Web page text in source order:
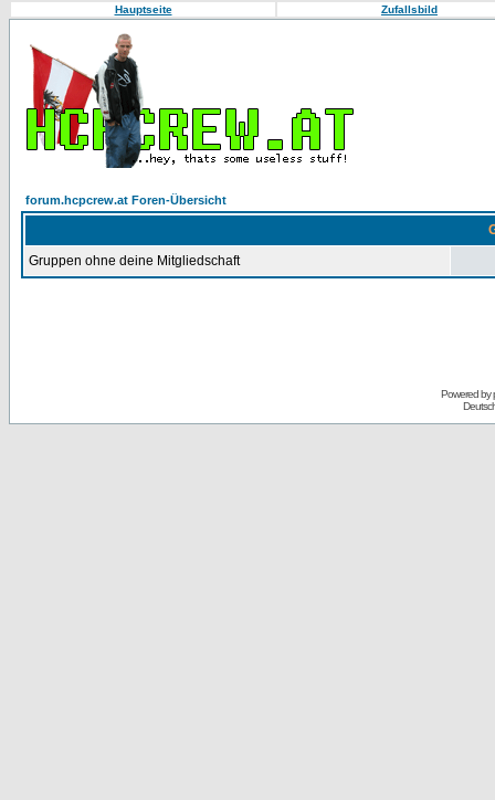
Hauptseite Zufallsbild
forum.hcpcrew.at Foren-Übersicht
Gruppen ohne deine Mitgliedschaft
Powered by